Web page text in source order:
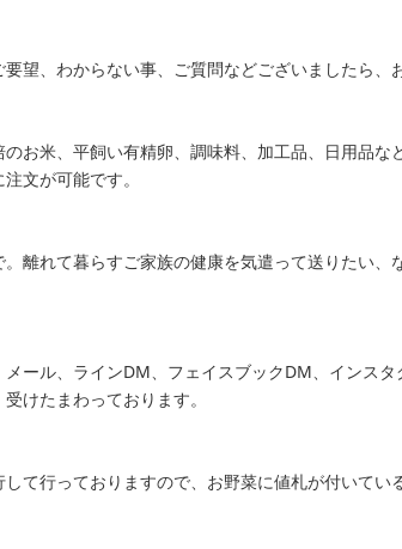
望、わからない事、ご質問などございましたら、
のお米、平飼い有精卵、調味料、加工品、日用品な
文が可能です。
離れて暮らすご家族の健康を気遣って送りたい、
メール、ラインDM、フェイスブックDM、インス
けたまわっております。
して行っておりますので、お野菜に値札が付いてい